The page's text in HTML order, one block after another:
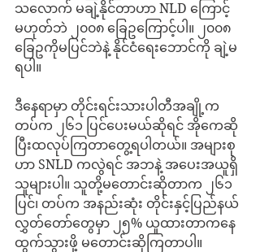
သလောက် မချဲ့နိုင်တာဟာ NLD ကြောင့်
မဟုတ်ဘဲ ၂၀၀၈ ခြေဥကြောင့်ပါ။ ၂၀၀၈
ခြေဥကိုမပြင်ဘဲနဲ့ နိုင်ငံရေးဘောင်ကို ချဲ့မ
ရပါ။
ဒီနေရာမှာ တိုင်းရင်းသားပါတီအချို့က
တပ်က ၂၆၁ ပြင်ပေးမယ်ဆိုရင် အိုကေဆို
ပြီးထလုပ်ကြတာတွေ့ရပါတယ်။ အများစု
ဟာ SNLD ကလွဲရင် အဘနဲ့ အပေးအယူရှိ
သူများပါ။ သူတို့မတောင်းဆိုတာက ၂၆၁
ပြင်၊ တပ်က အနည်းဆုံး တိုင်းနှင့်ပြည်နယ်
လွှတ်တော်တွေမှာ ၂၅% ယူထားတာကနေ
ထွက်သွားဖို့ မတောင်းဆိုကြတာပါ။